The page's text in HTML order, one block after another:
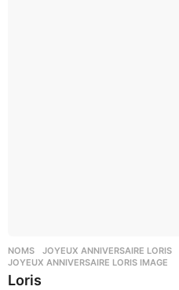
NOMS JOYEUX ANNIVERSAIRE LORIS
JOYEUX ANNIVERSAIRE LORIS IMAGE
Loris